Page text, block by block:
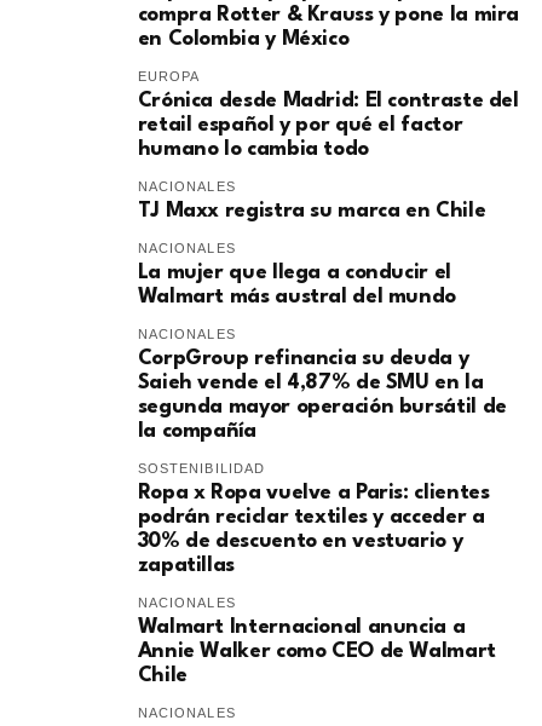
compra Rotter & Krauss y pone la mira
en Colombia y México
EUROPA
​Crónica desde Madrid: El contraste del
retail español y por qué el factor
humano lo cambia todo
NACIONALES
TJ Maxx registra su marca en Chile
NACIONALES
La mujer que llega a conducir el
Walmart más austral del mundo
NACIONALES
CorpGroup refinancia su deuda y
Saieh vende el 4,87% de SMU en la
segunda mayor operación bursátil de
la compañía
SOSTENIBILIDAD
Ropa x Ropa vuelve a Paris: clientes
podrán reciclar textiles y acceder a
30% de descuento en vestuario y
zapatillas
NACIONALES
Walmart Internacional anuncia a
Annie Walker como CEO de Walmart
Chile
NACIONALES